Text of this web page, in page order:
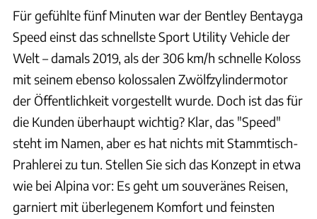
Für gefühlte fünf Minuten war der Bentley Bentayga
Speed einst das schnellste Sport Utility Vehicle der
Welt – damals 2019, als der 306 km/h schnelle Koloss
mit seinem ebenso kolossalen Zwölfzylindermotor
der Öffentlichkeit vorgestellt wurde. Doch ist das für
die Kunden überhaupt wichtig? Klar, das "Speed"
steht im Namen, aber es hat nichts mit Stammtisch-
Prahlerei zu tun. Stellen Sie sich das Konzept in etwa
wie bei Alpina vor: Es geht um souveränes Reisen,
garniert mit überlegenem Komfort und feinsten